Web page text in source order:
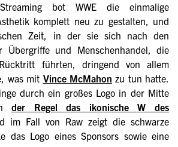
bot WWE die einmalige
komplett neu zu gestalten, und
Zeit, in der sie sich nach den
Übergriffe und Menschenhandel, die
führten, dringend von allem
was mit Vince McMahon zu tun hatte.
durch ein großes Logo in der Mitte
inder Regel das ikonische W des
im Fall von Raw zeigt die schwarze
das Logo eines Sponsors sowie eine